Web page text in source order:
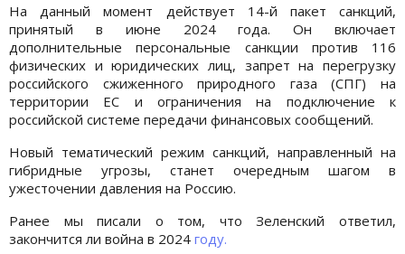
На данный момент действует 14-й пакет санкций,
принятый в июне 2024 года. Он включает
дополнительные персональные санкции против 116
физических и юридических лиц, запрет на перегрузку
российского сжиженного природного газа (СПГ) на
территории ЕС и ограничения на подключение к
российской системе передачи финансовых сообщений.
Новый тематический режим санкций, направленный на
гибридные угрозы, станет очередным шагом в
ужесточении давления на Россию.
Ранее мы писали о том, что Зеленский ответил,
закончится ли война в 2024 году.